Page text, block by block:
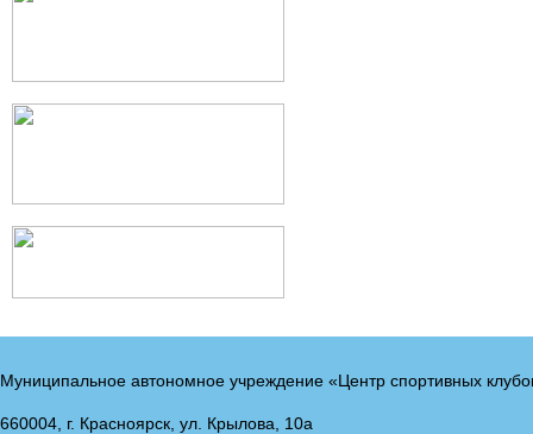
Муниципальное автономное учреждение «Центр спортивных
660004, г. Красноярск, ул. Крылова, 10а